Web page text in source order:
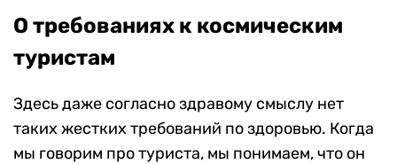
О требованиях к космическим
туристам
Здесь даже согласно здравому смыслу нет
таких жестких требований по здоровью. Когда
мы говорим про туриста, мы понимаем, что он